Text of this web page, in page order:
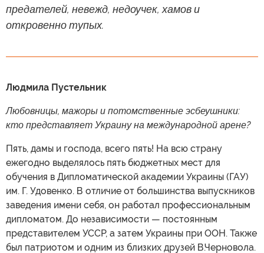
предателей, невежд, недоучек, хамов и
откровенно тупых.
Людмила Пустельник
Любовницы, мажоры и потомственные эсбеушники:
кто представляет Украину на международной арене?
Пять, дамы и господа, всего пять! На всю страну
ежегодно выделялось пять бюджетных мест для
обучения в Дипломатической академии Украины (ГАУ)
им. Г. Удовенко. В отличие от большинства выпускников
заведения имени себя, он работал профессиональным
дипломатом. До независимости — постоянным
представителем УССР, а затем Украины при ООН. Также
был патриотом и одним из близких друзей В.Черновола.